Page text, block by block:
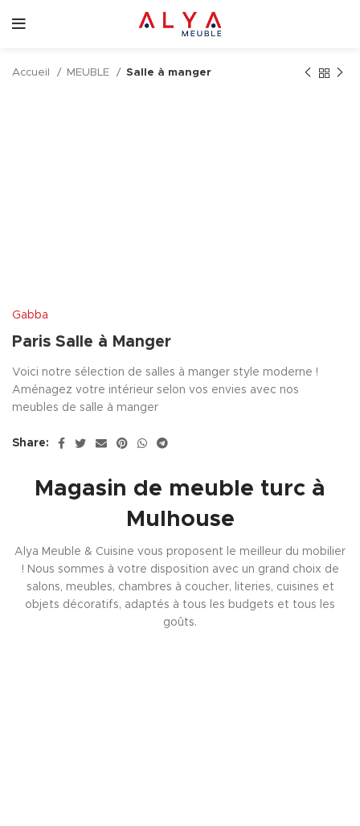
Accueil MEUBLE Salle à manger
Gabba
Paris Salle à Manger
Voici notre sélection de salles à manger style moderne !
Aménagez votre intérieur selon vos envies avec nos
meubles de salle à manger
Share:
Magasin de meuble turc à
Mulhouse
Alya Meuble & Cuisine vous proposent le meilleur du mobilier
! Nous sommes à votre disposition avec un grand choix de
salons, meubles, chambres à coucher, literies, cuisines et
objets décoratifs, adaptés à tous les budgets et tous les
goûts.